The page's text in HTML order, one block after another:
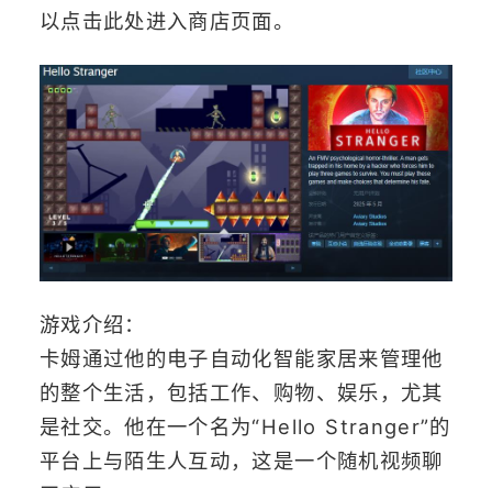
以点击此处进入商店页面。
游戏介绍：
卡姆通过他的电子自动化智能家居来管理他
的整个生活，包括工作、购物、娱乐，尤其
是社交。他在一个名为“Hello Stranger”的
平台上与陌生人互动，这是一个随机视频聊